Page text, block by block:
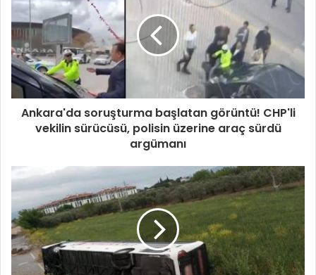
Ankara'da soruşturma başlatan görüntü! CHP'li
vekilin sürücüsü, polisin üzerine araç sürdü
argümanı